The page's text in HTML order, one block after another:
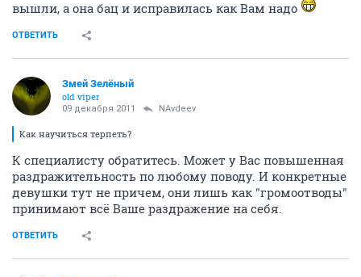
вышли, а она бац и исправилась как Вам надо
ОТВЕТИТЬ
Змей Зелёный
old viper
09 декабря 2011 NAvdeev
Как научиться терпеть?
К специалисту обратитесь. Может у Вас повышенная
раздражительность по любому поводу. И конкретные
девушки тут не причем, они лишь как "громоотводы"
принимают всё Ваше раздражение на себя.
ОТВЕТИТЬ